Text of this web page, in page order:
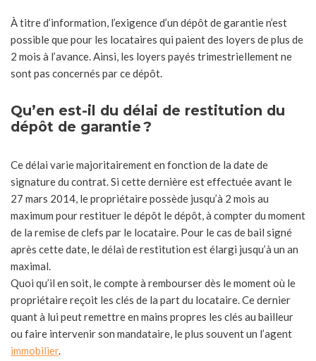
À titre d’information, l’exigence d’un dépôt de garantie n’est
possible que pour les locataires qui paient des loyers de plus de
2 mois à l’avance. Ainsi, les loyers payés trimestriellement ne
sont pas concernés par ce dépôt.
Qu’en est-il du délai de restitution du
dépôt de garantie ?
Ce délai varie majoritairement en fonction de la date de
signature du contrat. Si cette dernière est effectuée avant le
27 mars 2014, le propriétaire possède jusqu’à 2 mois au
maximum pour restituer le dépôt le dépôt, à compter du moment
de la remise de clefs par le locataire. Pour le cas de bail signé
après cette date, le délai de restitution est élargi jusqu’à un an
maximal.
Quoi qu’il en soit, le compte à rembourser dès le moment où le
propriétaire reçoit les clés de la part du locataire. Ce dernier
quant à lui peut remettre en mains propres les clés au bailleur
ou faire intervenir son mandataire, le plus souvent un l’agent
immobilier.